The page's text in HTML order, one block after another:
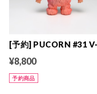
[予約] PUCORN #31
¥8,800
予約商品